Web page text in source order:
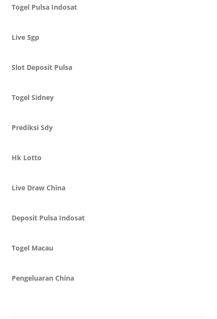
Togel Pulsa Indosat
Live Sgp
Slot Deposit Pulsa
Togel Sidney
Prediksi Sdy
Hk Lotto
Live Draw China
Deposit Pulsa Indosat
Togel Macau
Pengeluaran China